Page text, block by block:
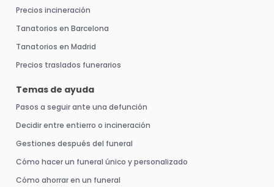
Precios incineración
Tanatorios en Barcelona
Tanatorios en Madrid
Precios traslados funerarios
Temas de ayuda
Pasos a seguir ante una defunción
Decidir entre entierro o incineración
Gestiones después del funeral
Cómo hacer un funeral único y personalizado
Cómo ahorrar en un funeral